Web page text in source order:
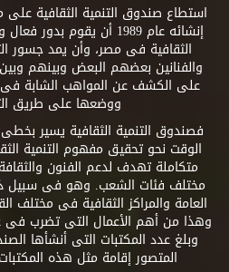
استطاع صندوق التنمية الثقافية
إنشائه عام 1989 أن يقوم
الثقافية فى مصر، وأن يمد جسور
والفنانين بعضهم البعض وبينهم
على الكشف عن المواهب الشابة
ووضعها على طريق
فصندوق التنمية الثقافية يسير
الوقت نحو تحقيق مفهوم التنمية
متكاملة تهدف لدعم الفنون
مختلف فئات الشعب. وهو فى سبيل
العامة والمراكز الثقافية فى مختلف
وهذا من أهم الأعمال التى تضرب فى
وبلغ عدد المكتبات التى أنشأها
المتصور إقامة مثل هذه المكتبات بها